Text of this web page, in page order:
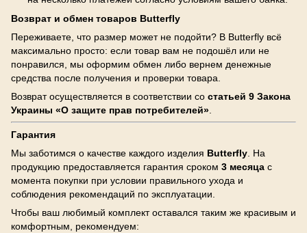
Возврат и обмен товаров Butterfly
Переживаете, что размер может не подойти? В Butterfly всё
максимально просто: если товар вам не подошёл или не
понравился, мы оформим обмен либо вернем денежные
средства после получения и проверки товара.
Возврат осуществляется в соответствии со статьей 9 Закона
Украины «О защите прав потребителей»
Гарантия
Мы заботимся о качестве каждого изделия Butterfly . На
продукцию предоставляется гарантия сроком 3 месяца с
момента покупки при условии правильного ухода и
соблюдения рекомендаций по эксплуатации.
Чтобы ваш любимый комплект оставался таким же красивым и
комфортным, рекомендуем: